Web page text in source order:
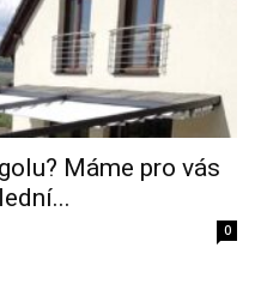
Máme pro vás
0